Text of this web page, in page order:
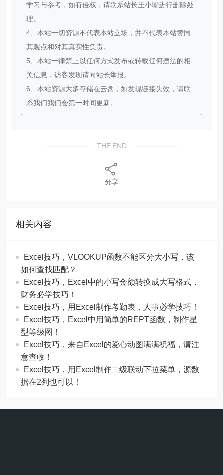
学习与参考，如有侵权，请联系站长王小琥进行删除处
理。
4、本站一切资源不代表本站立场，并不代表本站赞同
其观点和对其真实性负责。
5、本站一律禁止以任何方式发布或转载任何违法的相
关信息，访客发现请向站长举报。
6、本站资源大多存储在云盘，如发现链接失效，请联
系我们我们会第一时间更新。
THE END
分享
相关内容
Excel技巧，​​VLOOKUP函数不能区分大小写，该
如何查找匹配？
​​Excel技巧，Excel中的小写金额转换成大写格式，
财务必学技巧！
​​Excel技巧，用Excel制作考勤表，人事必学技巧！
Excel技巧，​​Excel中用简单的REPT函数，制作星
型等级图！
Excel技巧，来自Excel的爱心动图满满祝福，请注
意查收！
Excel技巧，用Excel制作二级联动下拉菜单，源数
据在2列也可以！